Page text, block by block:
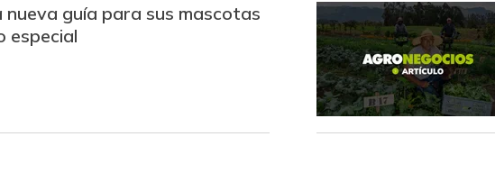
Café instantáneo
Café molido
Carne de cerdo en canal
nueva guía para sus mascotas
especial